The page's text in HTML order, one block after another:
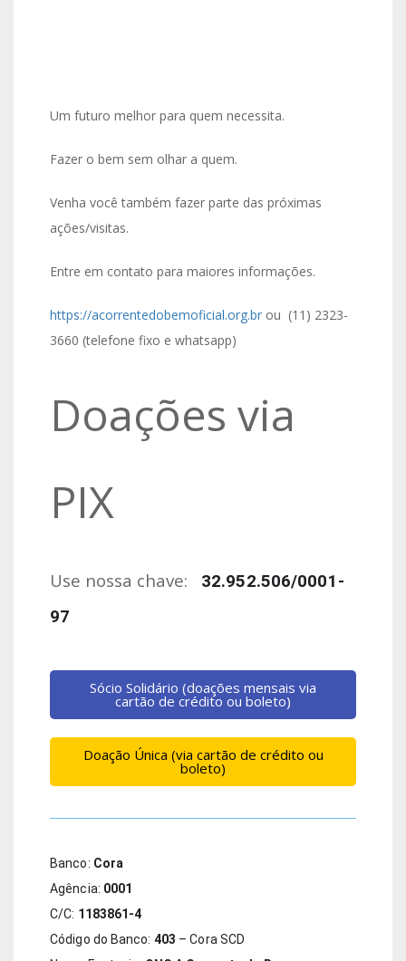
Um futuro melhor para quem necessita.
Fazer o bem sem olhar a quem.
Venha você também fazer parte das próximas
ações/visitas.
Entre em contato para maiores informações.
https://acorrentedobemoficial.org.br ou (11) 2323-
3660 (telefone fixo e whatsapp)
Doações via
PIX
Use nossa chave:
32.952.506/0001-
97
Sócio Solidário (doações mensais via
cartão de crédito ou boleto)
Doação Única (via cartão de crédito ou
boleto)
Banco: Cora
Agência: 0001
C/C: 1183861-4
Código do Banco: 403 – Cora SCD